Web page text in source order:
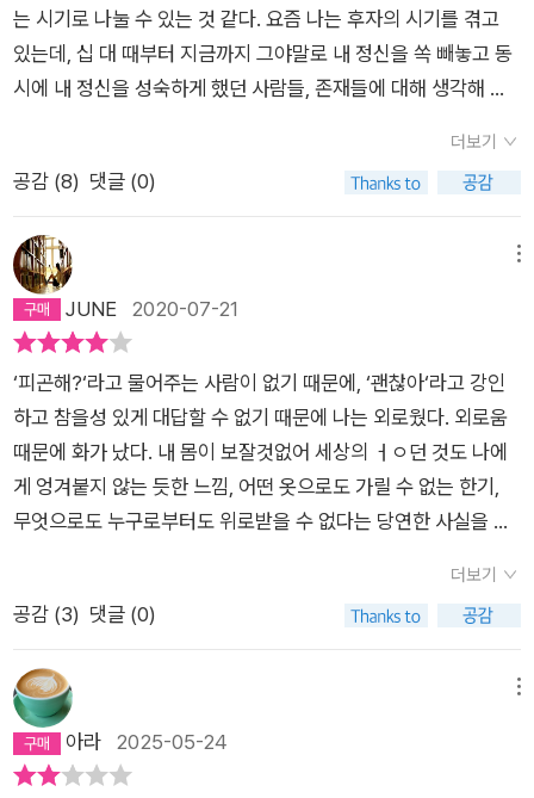
열매들이 쏟아져 나온다. 나는 그 열매를 다른 화분에 심는다. 가
을이 가고 겨울이 오면서 아내의 몸도 시들어간다. 봄이 오면 아
내는 다시 돋아날까?[어머니, 낯선 사람들로 가득한 이 거리를 늙
불행했고 고향 아닌 곳에서도 불행했다면 나는 어디로 가야 했을
까요.] P.34=> 처음 읽었을때 느낀 감정은 당혹이었다. 작가님은
무슨 메세지를 전달하고 싶었던 걸까? 소통의 부재? 낯선 도시에
대한 두려움? 고향, 자연으로의 회귀? 어디론가 떠나고 싶지만
갈 수 없는 아쉬움? 상당히 어려운 작품이었다. 그럼에도 상당히
강렬했다. 채식주의자랑 비슷한 느낌이었다. 여기 실린 다른 단편
떤 기분일까?아이는 아빠와 엄마와 함께 푸드트럭에서 장사를
한다. 아빠의 우는 모습이 좋아서 결혼했다는 엄마는 어느날 집을
나간다. 아빠의 의처증에 지쳐서인지, 찢어진 가난에 지쳐서인지,
희망없는 현재의 삶이 지겨워서인지는 모르지만 엄마는 아이도
버리고 떠난다. 해질녁의 개들은 어떤 기분일까?[해질녁에 개들
은 어떤 기분일까. 해질녁에 아이는, 여관방 창 너머로 아스라이
사위는 바다를 향해 걸어가고 싶어진다. 흙펄을 핧는 파도의 거품
빠는 나를 데리고 엄마를 찾아 다닌다. 하지만 어디에서도 엄마를
찾을 수 없었다. 매일 술을 마시는 아빠와 함께 하루하루를 여관
방에서 근근히 살아간다. 아빠에게는 더이상 희망이 없고, 아빠는
나와 함께 죽어버리려는 생각까지 한다.하지만 마지막 순간에 아
는 시기로 나눌 수 있는 것 같다. 요즘 나는 후자의 시기를 겪고
있는데, 십 대 때부터 지금까지 그야말로 내 정신을 쏙 빼놓고 동
시에 내 정신을 성숙하게 했던 사람들, 존재들에 대해 생각해 보
는지 절절하게 깨닫는 중이다.<내 여자의 열매>는 2000년에 출
간된 한강 작가의 두 번째 소설집이다. 첫 번째 소설집 <여수의
사랑>이 가족이나 집, 고향을 잃은 사람들이 느끼는 상실감, 절
망감을 주로 그린다면, <내 여자의 열매>는 이른바 정상적, 보편
적, 일반적으로 여겨지는 삶에서 이상함 또는 이질감을 느끼고,
그리하여 남들의 눈에는 비정상적이고 특수하게 보이는 삶을 지
표제작 <내 여자의 열매>이다.소설 속 남편은 열심히 돈 벌어서
하루 빨리 서울에 집을 사고 경제적 안정을 확보하는 것이 목표
인, 주변에서 흔히 볼 수 있는 타입의 인간이다. 얼마 전 그는 도
로변에 있어서 소음이 심하지만 시세 차익을 얻을 가능성이 높은
아파트로 이사했는데, 이제까지 군말 없이 자신을 따라왔던 아내
가 집이 마음에 안 든다며 불만을 토로한다. 아내는 점점 말수가
줄고 성격이 예민해지더니 몸에 원인 불명의 멍이 생겨나기 시작
하는 아내. 남편은 과연 이 상황을 어떻게 받아들일까.제25회 한
국소설문학상 수상작 <아기 부처>의 내용도 같은 맥락으로 읽
을 수 있다. 프리랜서 삽화가인 여자의 남편은 아홉 시 뉴스를 진
행하는 인기 앵커다. 남들이 선망하는 남자와 부러워할 만한 결혼
더보기
공감 (8) 댓글 (0)
JUNE 2020-07-21
‘피곤해?‘라고 물어주는 사람이 없기 때문에, ‘괜찮아‘라고 강인
하고 참을성 있게 대답할 수 없기 때문에 나는 외로웠다. 외로움
때문에 화가 났다. 내 몸이 보잘것없어 세상의 ㅓㅇ던 것도 나에
게 엉겨붙지 않는 듯한 느낌, 어떤 옷으로도 가릴 수 없는 한기,
무엇으로도 누구로부터도 위로받을 수 없다는 당연한 사실을 용
어디에서나 혼자이며 아무도 나를 사랑하지 않는다면 이미 나는
존재하지 않는 것이나 다름없는 것이다. (28-29쪽) 꼬챙이로 붕
어빵 틀을 들출 때마다 노릇노릇하게 익어 있는 물고기들을 아이
는 지느러미 끝을 잡고 끄집어냈다. 아직 희긋한 붕얻르의 뚜껑은
도로 덮어놓았다. 태어나려면 그 뜨거운 틀 속에서 더 견뎌야 했
다. 옆앳것들과 똑같이 견디지 않고는 그 안에서 빠져나올 수 없
더보기
공감 (3) 댓글 (0)
아라 2025-05-24